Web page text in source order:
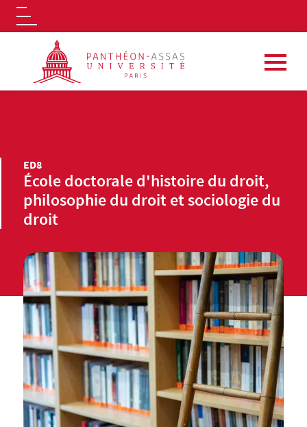
Logo
ED8
École doctorale d'histoire du droit,
philosophie du droit et sociologie du
droit